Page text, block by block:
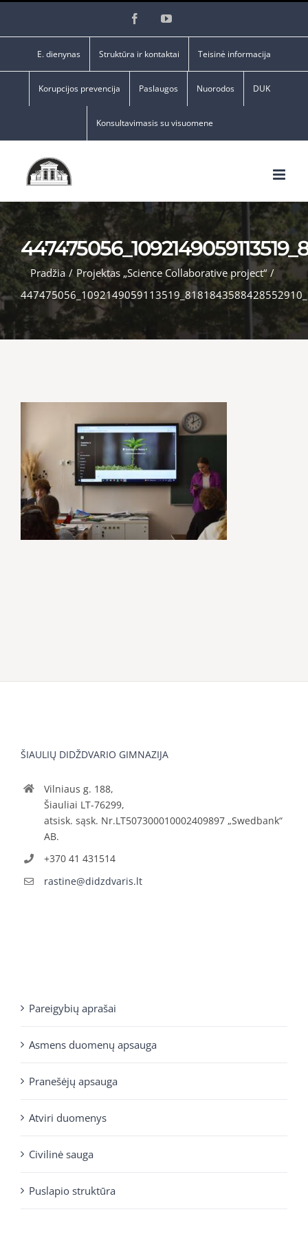
FacebookYouTube
E. dienynas Struktūra ir kontaktai Teisinė informacija
Korupcijos prevencija Paslaugos Nuorodos DUK
Konsultavimasis su visuomene
Pradžia / Projektas „Science Collaborative project“ /
ŠIAULIŲ DIDŽDVARIO GIMNAZIJA
Vilniaus g. 188,
Šiauliai LT-76299,
atsisk. sąsk. Nr.LT507300010002409897 „Swedbank“
AB.
+370 41 431514
rastine@didzdvaris.lt
Pareigybių aprašai
Asmens duomenų apsauga
Pranešėjų apsauga
Atviri duomenys
Civilinė sauga
Puslapio struktūra